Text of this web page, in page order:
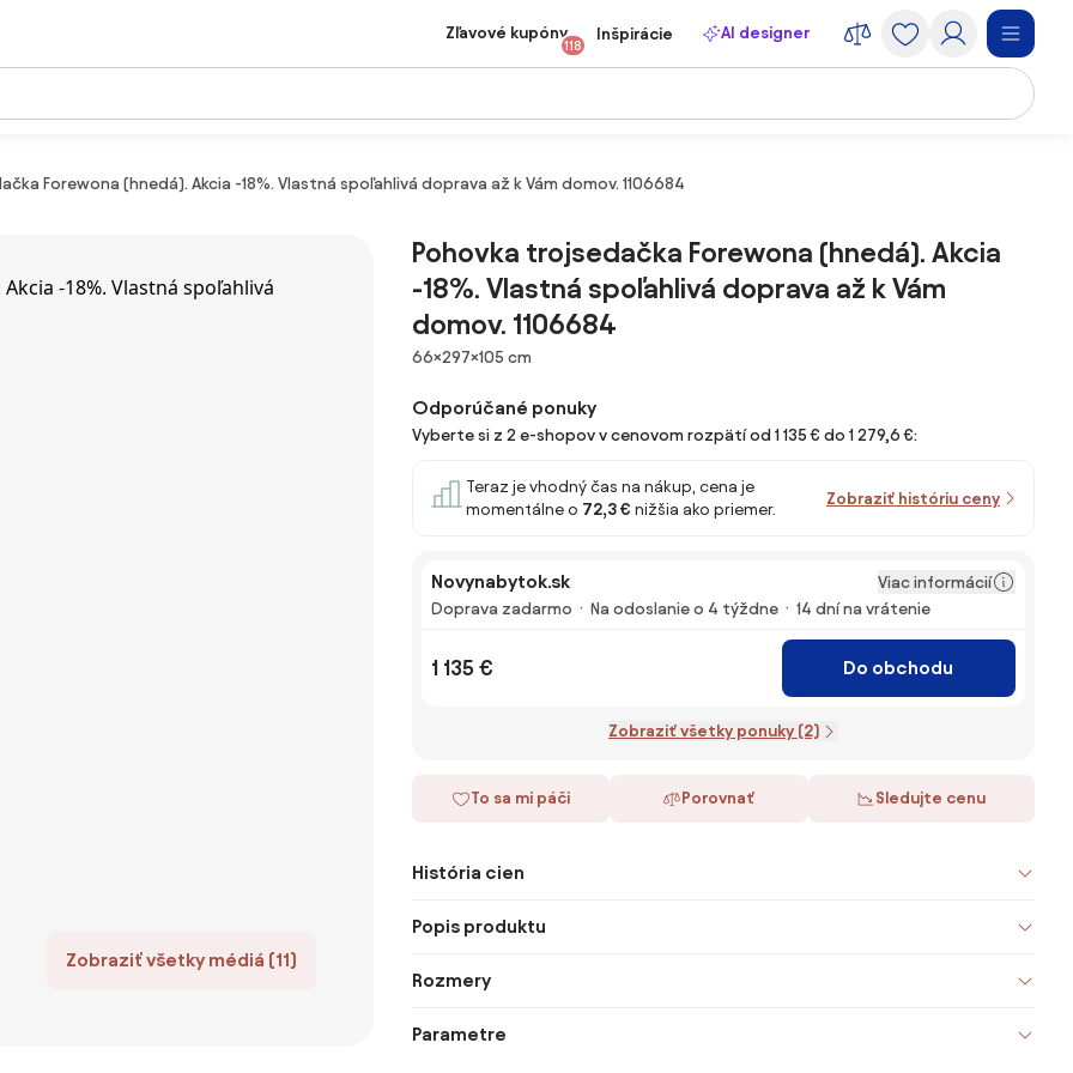
Zľavové kupóny
118
Inšpirácie AI designer
Forewona (hnedá). Akcia -18%. Vlastná spoľahlivá doprava až k Vám domov. 1106684
Zobraziť všetky médiá (11)
Pohovka trojsedačka Forewona (hnedá). Akcia
-18%. Vlastná spoľahlivá doprava až k Vám
domov. 1106684
Rozmery
66×297×105 cm
Odporúčané ponuky
Vyberte si z 2 e-shopov v cenovom rozpätí od 1 135 € do 1 279,6 €:
Teraz je vhodný čas na nákup, cena je
momentálne o 72,3 € nižšia ako priemer.
Zobraziť históriu ceny
Novynabytok.sk
Viac informácií
Doprava zadarmo
Na odoslanie o 4 týždne 14 dní na vrátenie
1 135 € Do obchodu
Zobraziť všetky ponuky (2)
To sa mi páči Porovnať Sledujte cenu
História cien
Popis produktu
Rozmery
Parametre